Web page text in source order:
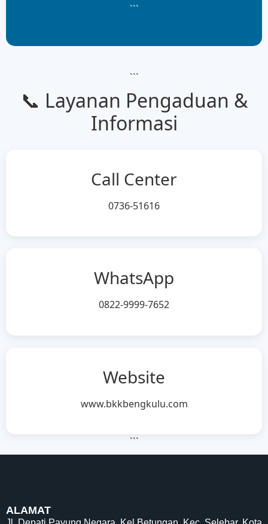
```
```
📞 Layanan Pengaduan &
Informasi
Call Center
0736-51616
WhatsApp
0822-9999-7652
Website
www.bkkbengkulu.com
```
ALAMAT